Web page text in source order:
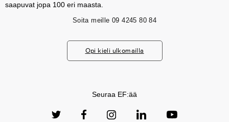
saapuvat jopa 100 eri maasta.
Soita meille 09 4245 80 84
Opi kieli ulkomailla
Seuraa EF:ää